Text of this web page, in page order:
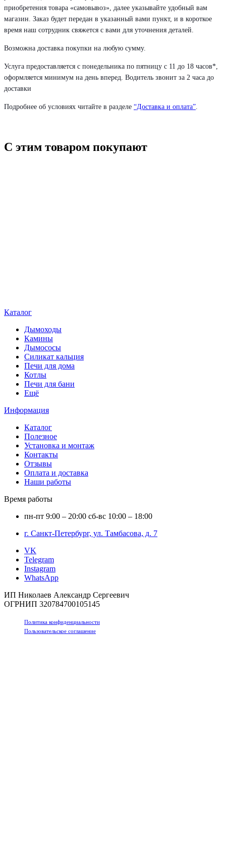
приобретения товара «самовывоз», далее указывайте удобный вам
магазин. Заказ будет передан в указанный вами пункт, и в короткое
время наш сотрудник свяжется с вами для уточнения деталей.
Возможна доставка покупки на любую сумму.
Услуга предоставляется с понедельника по пятницу с 11 до 18 часов*,
оформляется минимум на день вперед. Водитель звонит за 2 часа до
доставки
Подробнее об условиях читайте в разделе “Доставка и оплата”
С этим товаром покупают
Каталог
Дымоходы
Камины
Дымососы
Силикат кальция
Печи для дома
Котлы
Печи для бани
Ещё
Информация
Каталог
Полезное
Установка и монтаж
Контакты
Отзывы
Оплата и доставка
Наши работы
Время работы
пн-пт 9:00 – 20:00 сб-вс 10:00 – 18:00
г. Санкт-Петербург, ул. Тамбасова, д. 7
VK
Telegram
Instagram
WhatsApp
ИП Николаев Александр Сергеевич
ОГРНИП 320784700105145
Политика конфиденциальности
Пользовательское соглашение